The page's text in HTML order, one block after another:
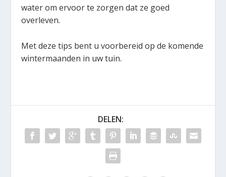
water om ervoor te zorgen dat ze goed
overleven.
Met deze tips bent u voorbereid op de komende
wintermaanden in uw tuin.
DELEN: